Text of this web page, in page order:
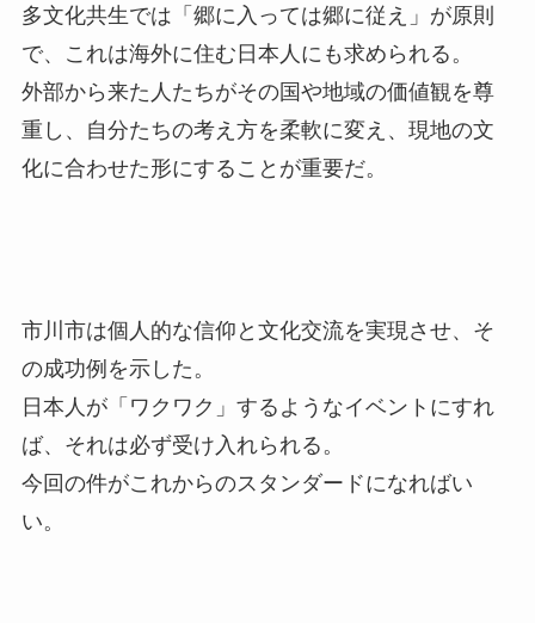
多文化共生では「郷に入っては郷に従え」が原則
で、これは海外に住む日本人にも求められる。
外部から来た人たちがその国や地域の価値観を尊
重し、自分たちの考え方を柔軟に変え、現地の文
化に合わせた形にすることが重要だ。
市川市は個人的な信仰と文化交流を実現させ、そ
の成功例を示した。
日本人が「ワクワク」するようなイベントにすれ
ば、それは必ず受け入れられる。
今回の件がこれからのスタンダードになればい
い。